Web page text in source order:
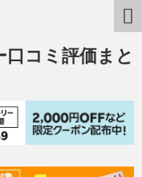
コミ評価まと